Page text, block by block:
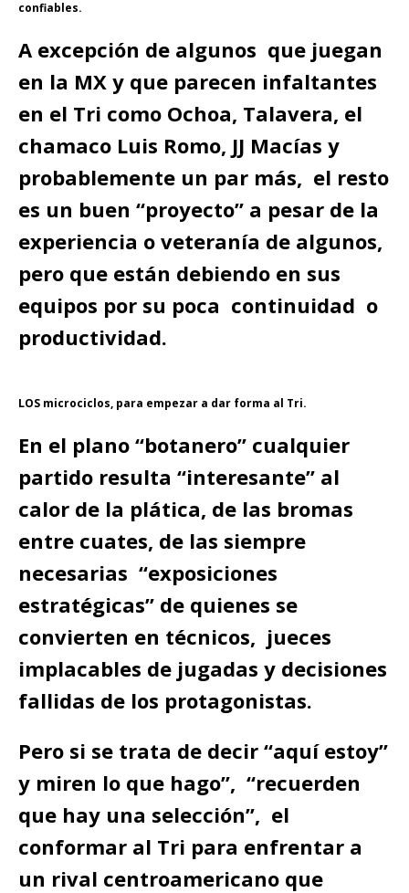
confiables.
A excepción de algunos que juegan
en la MX y que parecen infaltantes
en el Tri como Ochoa, Talavera, el
chamaco Luis Romo, JJ Macías y
probablemente un par más, el resto
es un buen “proyecto” a pesar de la
experiencia o veteranía de algunos,
pero que están debiendo en sus
equipos por su poca continuidad o
productividad.
LOS microciclos, para empezar a dar forma al Tri.
En el plano “botanero” cualquier
partido resulta “interesante” al
calor de la plática, de las bromas
entre cuates, de las siempre
necesarias “exposiciones
estratégicas” de quienes se
convierten en técnicos, jueces
implacables de jugadas y decisiones
fallidas de los protagonistas.
Pero si se trata de decir “aquí estoy”
y miren lo que hago”, “recuerden
que hay una selección”, el
conformar al Tri para enfrentar a
un rival centroamericano que